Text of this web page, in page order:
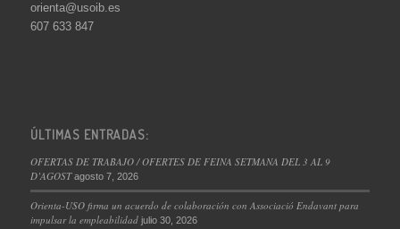
orienta@usoib.es
607 633 847
ÚLTIMAS ENTRADAS:
OFERTAS DE TRABAJO / OFERTES DE FEINA SETMANA DEL 3 AL 9
D’AGOST agosto 7, 2026
Orienta-USO firma un acuerdo de colaboración con Associació Endavant para
impulsar la empleabilidad julio 30, 2026